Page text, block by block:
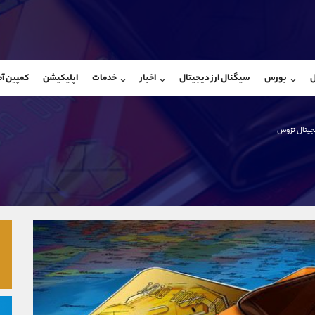
بورس سیگنال ارز دیجیتال اخبار خدمات اپلیکیشن کمپین
تزوس @Armteam_admin_por